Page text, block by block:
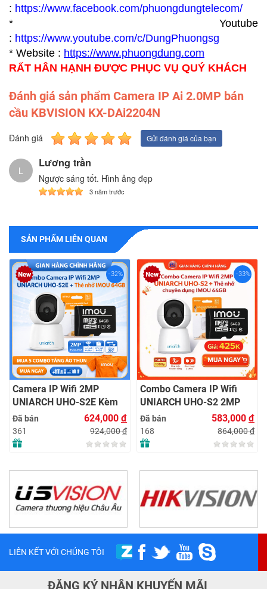
: https://www.facebook.com/phuongdungtelecom/
* Youtube
: https://www.youtube.com/c/DungPhuongsg
* Website : https://www.phuongdung.com
RẤT HÂN HẠNH ĐƯỢC PHỤC VỤ QUÝ KHÁCH
Đánh giá sản phẩm Camera IP Ai 2.0MP bán
cầu KBVISION KX-DAi2204N
Đánh giá Gửi đánh giá của bạn
L
Lương trần
Ngược sáng tốt. Hình ảng đẹp
3 năm trước
SẢN PHẨM LIÊN QUAN
-32%
Camera IP Wifi 2MP
UNIARCH UHO-S2E Kèm
Thẻ Nhớ IMOU 64GB |
Xem Từ Xa | Dễ Lắp Đặt
Đã bán
361
624,000 đ
924,000đ
-33%
Combo Camera IP Wifi
UNIARCH UHO-S2 2MP
Kèm Thẻ Nhớ IMOU 64GB
| Phù Hợp Nhà & Cửa Hàng
Đã bán
168
583,000 đ
864,000đ
LIÊN KẾT VỚI CHÚNG TÔI
ĐĂNG KÝ NHẬN KHUYẾN MÃI